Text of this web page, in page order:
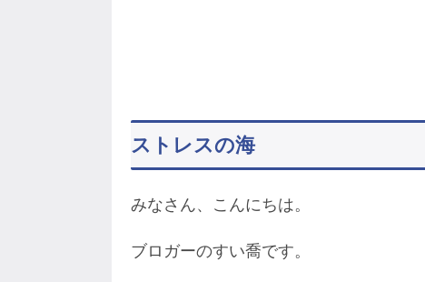
ストレスの海
みなさん、こんにちは。
ブロガーのすい喬です。